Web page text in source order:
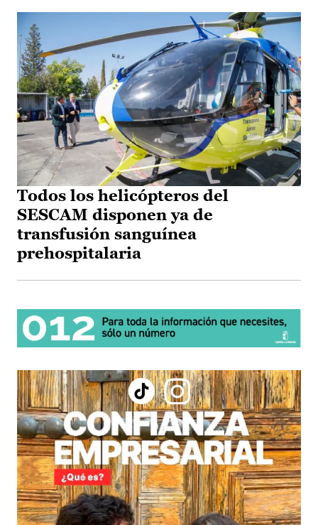
Todos los helicópteros del
SESCAM disponen ya de
transfusión sanguínea
prehospitalaria